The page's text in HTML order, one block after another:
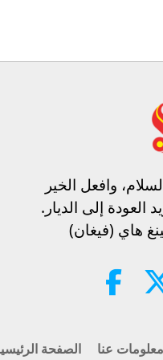
وافعل الخير​
إلى الديار.
هاي (فيغان)
الصفحة معلومات عنا